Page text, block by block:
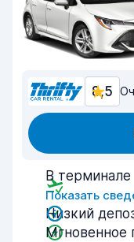
8,5
В терминале
Показать
Низкий
Мгновенное